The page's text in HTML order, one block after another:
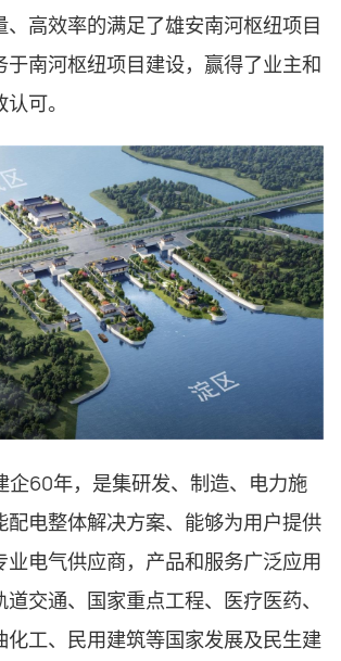
、高效率的满足了雄安南河枢纽项目
于南河枢纽项目建设，赢得了业主和
可。
企60年，是集研发、制造、电力施
配电整体解决方案、能够为用户提供
业电气供应商，产品和服务广泛应用
交通、国家重点工程、医疗医药、
化工、民用建筑等国家发展及民生建